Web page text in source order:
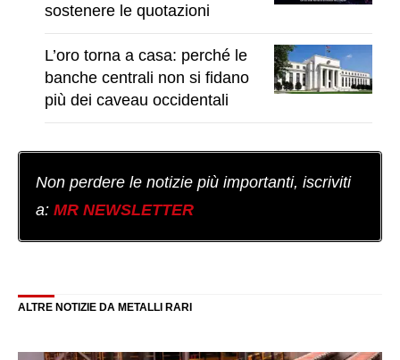
sostenere le quotazioni
L’oro torna a casa: perché le
banche centrali non si fidano
più dei caveau occidentali
Non perdere le notizie più importanti, iscriviti
a: MR NEWSLETTER
ALTRE NOTIZIE DA METALLI RARI